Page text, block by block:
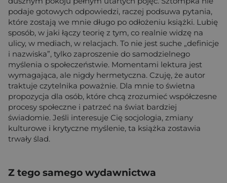
podaje gotowych odpowiedzi, raczej podsuwa pytania,
które zostają we mnie długo po odłożeniu książki. Lubię
sposób, w jaki łączy teorię z tym, co realnie widzę na
ulicy, w mediach, w relacjach. To nie jest suche „definicje
i nazwiska”, tylko zaproszenie do samodzielnego
myślenia o społeczeństwie. Momentami lektura jest
wymagająca, ale nigdy hermetyczna. Czuję, że autor
traktuje czytelnika poważnie. Dla mnie to świetna
propozycja dla osób, które chcą zrozumieć współczesne
procesy społeczne i patrzeć na świat bardziej
świadomie. Jeśli interesuje Cię socjologia, zmiany
kulturowe i krytyczne myślenie, ta książka zostawia
trwały ślad.
Z tego samego wydawnictwa